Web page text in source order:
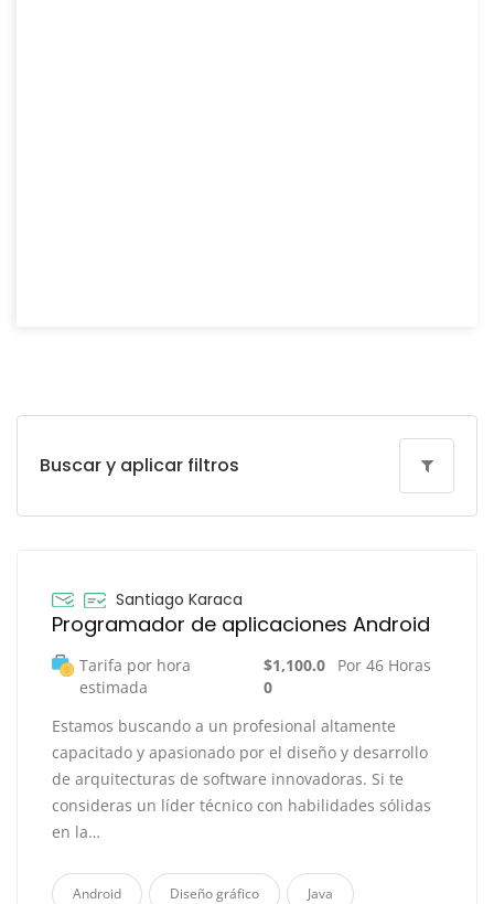
Buscar y aplicar filtros
Santiago Karaca
Programador de aplicaciones Android
Tarifa por hora
estimada
$1,100.0
0
Por 46 Horas
Estamos buscando a un profesional altamente
capacitado y apasionado por el diseño y desarrollo
de arquitecturas de software innovadoras. Si te
consideras un líder técnico con habilidades sólidas
en la…
Android Diseño gráfico Java